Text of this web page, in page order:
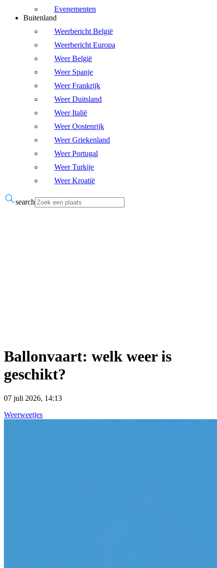
Evenementen
Buitenland
Weerbericht België
Weerbericht Europa
Weer België
Weer Spanje
Weer Frankrijk
Weer Duitsland
Weer Italië
Weer Oostenrijk
Weer Griekenland
Weer Portugal
Weer Turkije
Weer Kroatië
search
Ballonvaart: welk weer is
geschikt?
07 juli 2026, 14:13
Weerweetjes